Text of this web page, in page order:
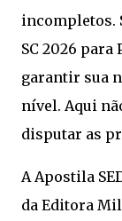
incompletos.
SC 2026
garantir sua
nível. Aqui
disputar as
A Apostila
da Editora